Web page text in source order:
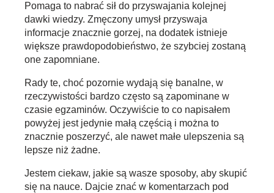
Pomaga to nabrać sił do przyswajania kolejnej
dawki wiedzy. Zmęczony umysł przyswaja
informacje znacznie gorzej, na dodatek istnieje
większe prawdopodobieństwo, że szybciej zostaną
one zapomniane.
Rady te, choć pozornie wydają się banalne, w
rzeczywistości bardzo często są zapominane w
czasie egzaminów. Oczywiście to co napisałem
powyżej jest jedynie małą częścią i można to
znacznie poszerzyć, ale nawet małe ulepszenia są
lepsze niż żadne.
Jestem ciekaw, jakie są wasze sposoby, aby skupić
się na nauce. Dajcie znać w komentarzach pod